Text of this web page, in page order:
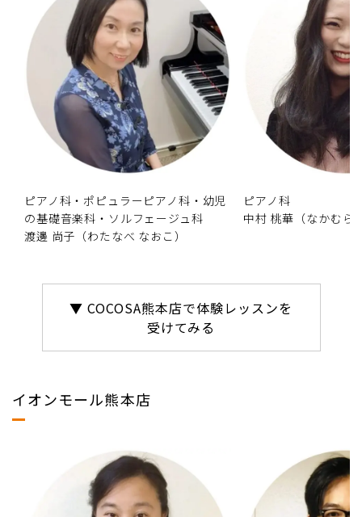
ピアノ科・ポピュラーピアノ科・幼児
の基礎音楽科・ソルフェージュ科
渡邊 尚子（わたなべ なおこ）
ピアノ科
中村 桃華（なかむら
▼ COCOSA熊本店で体験レッスンを
受けてみる
イオンモール熊本店